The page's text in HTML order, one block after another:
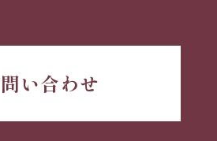
い合わせ